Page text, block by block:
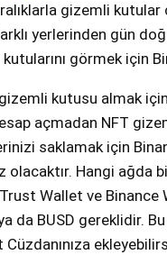
gizemli
yerlerinden gün
görmek için
kutusu almak
açmadan NFT
saklamak için
olacaktır. Hangi ağda
Trust Wallet ve
da BUSD gereklidir.